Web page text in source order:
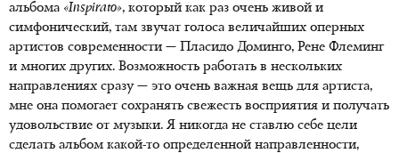
альбома «Inspirato», который как раз очень живой и
симфонический, там звучат голоса величайших оперных
артистов современности — Пласидо Доминго, Рене Флеминг
и многих других. Возможность работать в нескольких
направлениях сразу — это очень важная вещь для артиста,
мне она помогает сохранять свежесть восприятия и получать
удовольствие от музыки. Я никогда не ставлю себе цели
сделать альбом какой-то определенной направленности,